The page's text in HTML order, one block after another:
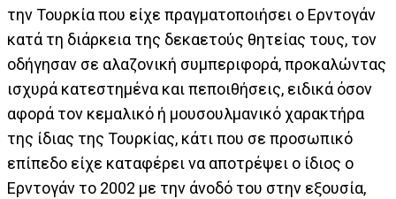
την Τουρκία που είχε πραγματοποιήσει ο Ερντογάν
κατά τη διάρκεια της δεκαετούς θητείας τους, τον
οδήγησαν σε αλαζονική συμπεριφορά, προκαλώντας
ισχυρά κατεστημένα και πεποιθήσεις, ειδικά όσον
αφορά τον κεμαλικό ή μουσουλμανικό χαρακτήρα
της ίδιας της Τουρκίας, κάτι που σε προσωπικό
επίπεδο είχε καταφέρει να αποτρέψει ο ίδιος ο
Ερντογάν το 2002 με την άνοδό του στην εξουσία,